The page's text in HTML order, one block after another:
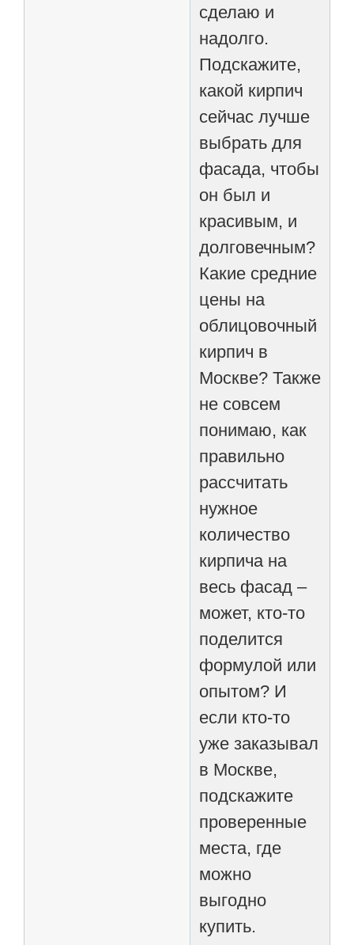
сделаю и
надолго.
Подскажите,
какой кирпич
сейчас лучше
выбрать для
фасада, чтобы
он был и
красивым, и
долговечным?
Какие средние
цены на
облицовочный
кирпич в
Москве? Также
не совсем
понимаю, как
правильно
рассчитать
нужное
количество
кирпича на
весь фасад –
может, кто-то
поделится
формулой или
опытом? И
если кто-то
уже заказывал
в Москве,
подскажите
проверенные
места, где
можно
выгодно
купить.